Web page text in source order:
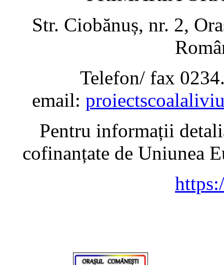
Str. Ciobănuș, nr. 2,
Telefon/ fax
email:
Pentru informații
cofinanțate de Uniunea